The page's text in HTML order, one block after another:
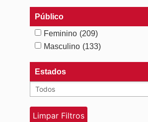
Público
Feminino (209)
Masculino (133)
Estados